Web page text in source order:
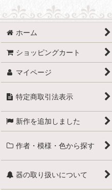
ホーム
ショッピングカート
マイページ
特定商取引法表示
新作を追加しました
作者・模様・色から探す
器の取り扱いについて